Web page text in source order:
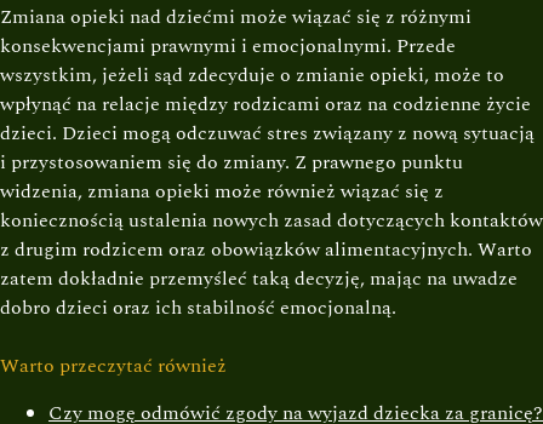
Zmiana opieki nad dziećmi może wiązać się z różnymi
konsekwencjami prawnymi i emocjonalnymi. Przede
wszystkim, jeżeli sąd zdecyduje o zmianie opieki, może to
wpłynąć na relacje między rodzicami oraz na codzienne życie
dzieci. Dzieci mogą odczuwać stres związany z nową sytuacją
i przystosowaniem się do zmiany. Z prawnego punktu
widzenia, zmiana opieki może również wiązać się z
koniecznością ustalenia nowych zasad dotyczących kontaktów
z drugim rodzicem oraz obowiązków alimentacyjnych. Warto
zatem dokładnie przemyśleć taką decyzję, mając na uwadze
dobro dzieci oraz ich stabilność emocjonalną.
Warto przeczytać również
Czy mogę odmówić zgody na wyjazd dziecka za granicę?